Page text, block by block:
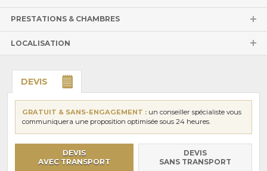
PRESTATIONS & CHAMBRES
LOCALISATION
DEVIS
GRATUIT & SANS-ENGAGEMENT : un conseiller spécialiste vous
communiquera une proposition optimisée sous 24 heures.
DEVIS
AVEC TRANSPORT
DEVIS
SANS TRANSPORT